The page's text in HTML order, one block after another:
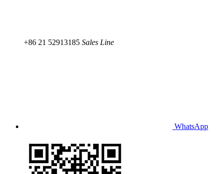
+86 21 52913185 Sales Line
WhatsApp